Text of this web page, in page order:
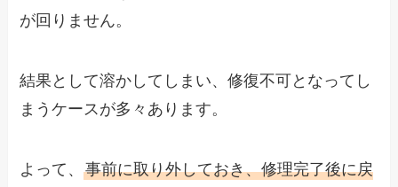
が回りません。
結果として溶かしてしまい、修復不可となってし
まうケースが多々あります。
よって、事前に取り外しておき、修理完了後に戻